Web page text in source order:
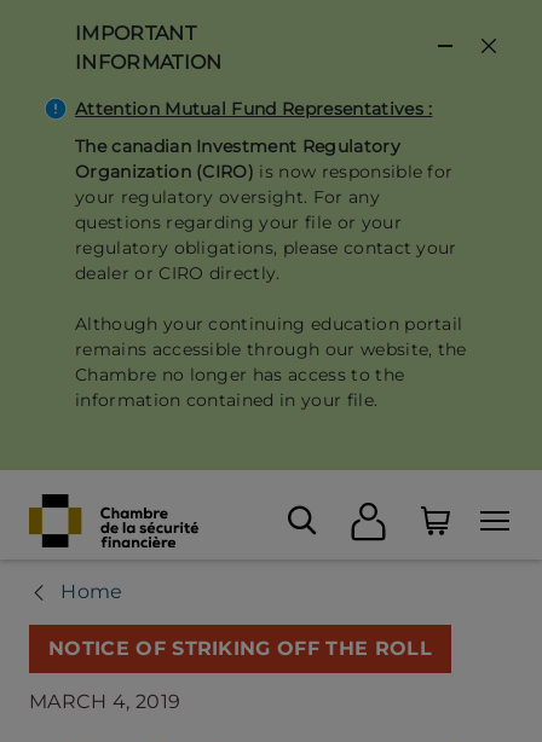
content
IMPORTANT
INFORMATION
Attention Mutual Fund Representatives :
The canadian Investment Regulatory
Organization (CIRO) is now responsible for
your regulatory oversight. For any
questions regarding your file or your
regulatory obligations, please contact your
dealer or CIRO directly.
Although your continuing education portail
remains accessible through our website, the
Chambre no longer has access to the
information contained in your file.
Home
NOTICE OF STRIKING OFF THE ROLL
MARCH 4, 2019